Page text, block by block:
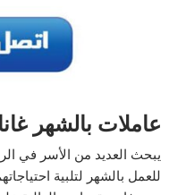
عاملات بالشهر
يبحث العديد من الأسر في
للعمل بالشهر لتلبية